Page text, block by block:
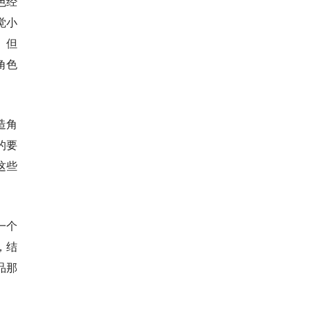
小
但
色
角
要
些
个
结
那